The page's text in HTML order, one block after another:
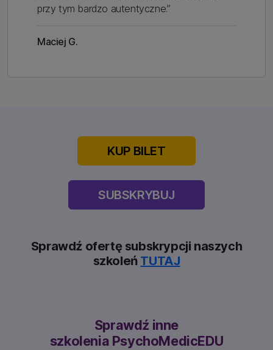
przy tym bardzo autentyczne.”
Maciej G.
KUP BILET
SUBSKRYBUJ
Sprawdź ofertę subskrypcji naszych
szkoleń TUTAJ
Sprawdź inne
szkolenia PsychoMedicEDU